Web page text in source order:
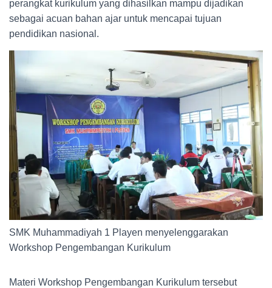
perangkat kurikulum yang dihasilkan mampu dijadikan
sebagai acuan bahan ajar untuk mencapai tujuan
pendidikan nasional.
SMK Muhammadiyah 1 Playen menyelenggarakan
Workshop Pengembangan Kurikulum
Materi Workshop Pengembangan Kurikulum tersebut